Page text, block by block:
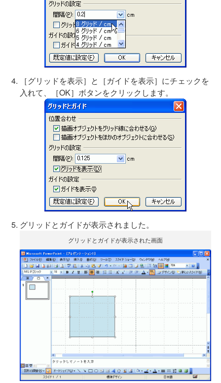
［グリッドを表示］と［ガイドを表示］にチェックを
入れて、［OK］ボタンをクリックします。
グリッドとガイドが表示されました。
グリッドとガイドが表示された画面